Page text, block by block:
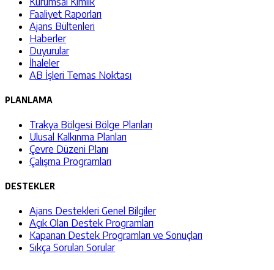
Faaliyet Raporları
Ajans Bültenleri
Haberler
Duyurular
İhaleler
AB İşleri Temas Noktası
PLANLAMA
Trakya Bölgesi Bölge Planları
Ulusal Kalkınma Planları
Çevre Düzeni Planı
Çalışma Programları
DESTEKLER
Ajans Destekleri Genel Bilgiler
Açık Olan Destek Programları
Kapanan Destek Programları ve Sonuçları
Sıkça Sorulan Sorular